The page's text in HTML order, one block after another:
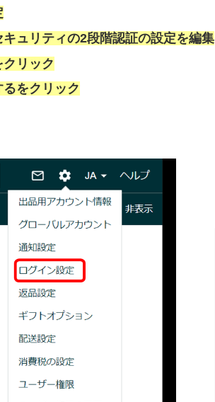
キュリティの2段階認証の設定を編集
リック
をクリック